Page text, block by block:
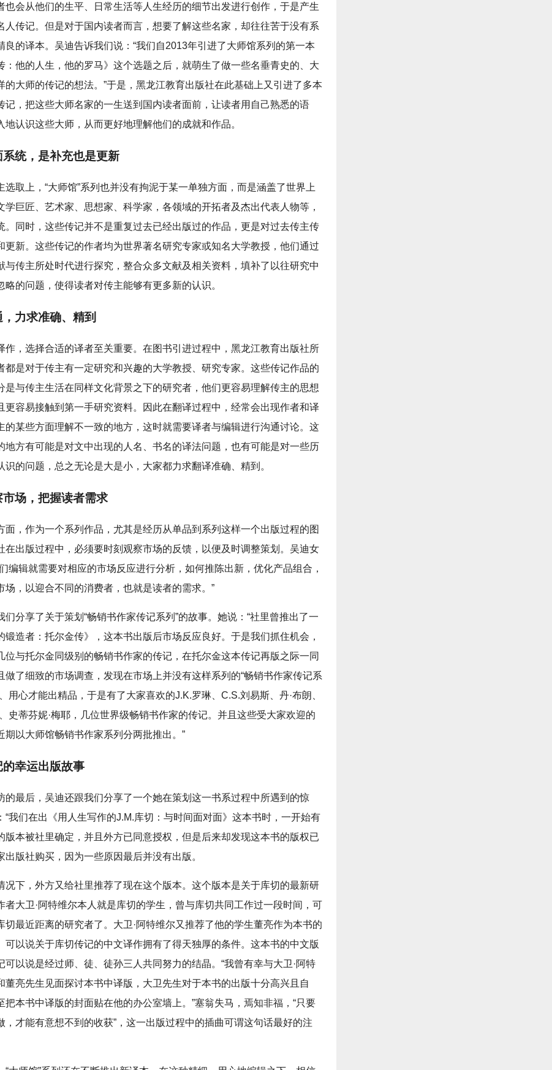
也会从他们的生平、日常生活等人生经历的细节出发进行创作，于是产生
人传记。但是对于国内读者而言，想要了解这些名家，却往往苦于没有系
良的译本。吴迪告诉我们说：“我们自2013年引进了大师馆系列的第一本
：他的人生，他的罗马》这个选题之后，就萌生了做一些名垂青史的、大
的大师的传记的想法。”于是，黑龙江教育出版社在此基础上又引进了多本
记，把这些大师名家的一生送到国内读者面前，让读者用自己熟悉的语
地认识这些大师，从而更好地理解他们的成就和作品。
系统，是补充也是更新
选取上，“大师馆”系列也并没有拘泥于某一单独方面，而是涵盖了世界上
学巨匠、艺术家、思想家、科学家，各领域的开拓者及杰出代表人物等，
。同时，这些传记并不是重复过去已经出版过的作品，更是对过去传主传
更新。这些传记的作者均为世界著名研究专家或知名大学教授，他们通过
与传主所处时代进行探究，整合众多文献及相关资料，填补了以往研究中
略的问题，使得读者对传主能够有更多新的认识。
力求准确、精到
作，选择合适的译者至关重要。在图书引进过程中，黑龙江教育出版社所
都是对于传主有一定研究和兴趣的大学教授、研究专家。这些传记作品的
是与传主生活在同样文化背景之下的研究者，他们更容易理解传主的思想
更容易接触到第一手研究资料。因此在翻译过程中，经常会出现作者和译
的某些方面理解不一致的地方，这时就需要译者与编辑进行沟通讨论。这
地方有可能是对文中出现的人名、书名的译法问题，也有可能是对一些历
识的问题，总之无论是大是小，大家都力求翻译准确、精到。
市场，把握读者需求
面，作为一个系列作品，尤其是经历从单品到系列这样一个出版过程的图
在出版过程中，必须要时刻观察市场的反馈，以便及时调整策划。吴迪女
编辑就需要对相应的市场反应进行分析，如何推陈出新，优化产品组合，
场，以迎合不同的消费者，也就是读者的需求。”
们分享了关于策划“畅销书作家传记系列”的故事。她说：“社里曾推出了一
锻造者：托尔金传》，这本书出版后市场反应良好。于是我们抓住机会，
位与托尔金同级别的畅销书作家的传记，在托尔金这本传记再版之际一同
做了细致的市场调查，发现在市场上并没有这样系列的“畅销书作家传记系
用心才能出精品，于是有了大家喜欢的J.K.罗琳、C.S.刘易斯、丹·布朗、
史蒂芬妮·梅耶，几位世界级畅销书作家的传记。并且这些受大家欢迎的
期以大师馆畅销书作家系列分两批推出。”
的幸运出版故事
的最后，吴迪还跟我们分享了一个她在策划这一书系过程中所遇到的惊
“我们在出《用人生写作的J.M.库切：与时间面对面》这本书时，一开始有
版本被社里确定，并且外方已同意授权，但是后来却发现这本书的版权已
出版社购买，因为一些原因最后并没有出版。
况下，外方又给社里推荐了现在这个版本。这个版本是关于库切的最新研
者大卫·阿特维尔本人就是库切的学生，曾与库切共同工作过一段时间，可
切最近距离的研究者了。大卫·阿特维尔又推荐了他的学生董亮作为本书的
可以说关于库切传记的中文译作拥有了得天独厚的条件。这本书的中文版
可以说是经过师、徒、徒孙三人共同努力的结晶。“我曾有幸与大卫·阿特
董亮先生见面探讨本书中译版，大卫先生对于本书的出版十分高兴且自
把本书中译版的封面贴在他的办公室墙上。”塞翁失马，焉知非福，“只要
，才能有意想不到的收获”，这一出版过程中的插曲可谓这句话最好的注